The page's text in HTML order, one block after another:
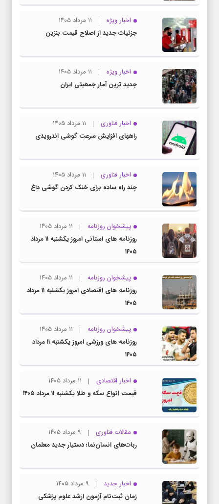
اخبار ویژه
۱۱ مرداد ۱۴۰۵
جزئیات جدید از اصلاح قیمت بنزین
اخبار ویژه
۱۱ مرداد ۱۴۰۵
جدید ترین آمار جمعیتی ایران
اخبار فناوری
۱۱ مرداد ۱۴۰۵
راههای افزایش سرعت گوشی اندرویدی
اخبار فناوری
۱۱ مرداد ۱۴۰۵
چند راه‌ ساده برای خنک کردن گوشی داغ
پیشخوان روزنامه
۱۱ مرداد ۱۴۰۵
روزنامه های استانی امروز یکشنبه ۱۱ مرداد
۱۴۰۵
پیشخوان روزنامه
۱۱ مرداد ۱۴۰۵
روزنامه های اقتصادی امروز یکشنبه ۱۱ مرداد
۱۴۰۵
پیشخوان روزنامه
۱۱ مرداد ۱۴۰۵
روزنامه های ورزشی امروز یکشنبه ۱۱ مرداد
۱۴۰۵
اخبار اقتصادی
۱۱ مرداد ۱۴۰۵
قیمت انواع سکه و طلا یکشنبه ۱۱ مرداد ۱۴۰۵
مقالات فناوری
۹ مرداد ۱۴۰۵
ربات‌های انسان‌نما؛ دستیار جدید معلمان
اخبار جدید
۹ مرداد ۱۴۰۵
زمان ثبت‌نام آزمون ارشد علوم پزشکی